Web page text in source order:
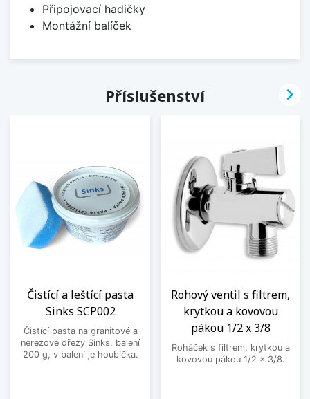
Připojovací hadičky
Montážní balíček
Příslušenství
Čistící a leštící pasta
Sinks SCP002
Čistící pasta na granitové a
nerezové dřezy Sinks, balení
200 g, v balení je houbička.
Rohový ventil s filtrem,
krytkou a kovovou
pákou 1/2 x 3/8
Roháček s filtrem, krytkou a
kovovou pákou 1/2 x 3/8.
